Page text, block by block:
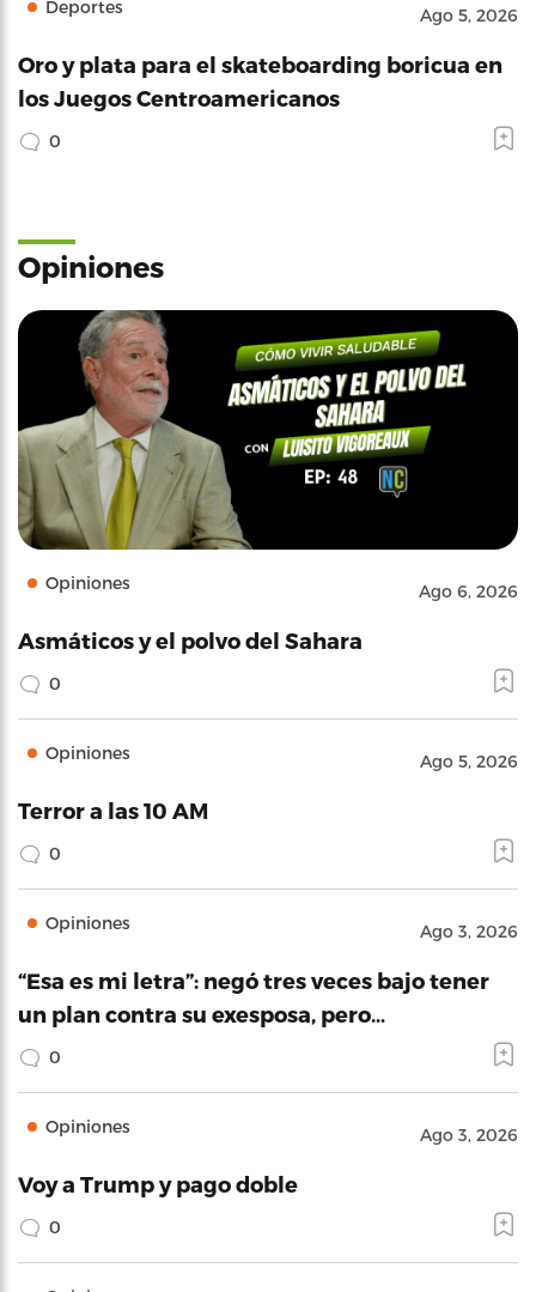
Deportes Ago 5, 2026
Oro y plata para el skateboarding boricua en
los Juegos Centroamericanos
0
Opiniones
Opiniones Ago 6, 2026
Asmáticos y el polvo del Sahara
0
Opiniones Ago 5, 2026
Terror a las 10 AM
0
Opiniones Ago 3, 2026
“Esa es mi letra”: negó tres veces bajo tener
un plan contra su exesposa, pero…
0
Opiniones Ago 3, 2026
Voy a Trump y pago doble
0